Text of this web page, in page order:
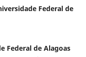
Federal de
Federal de Alagoas